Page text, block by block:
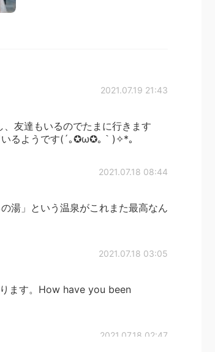
2021.07.19 21:43
友達もいるのでたまに行きます
るようです(´｡✪ω✪｡｀)✧*。
2021.07.18 08:44
湯」という温泉がこれまた最高なん
2021.07.18 03:05
ます。How have you been
2021.07.18 02:47